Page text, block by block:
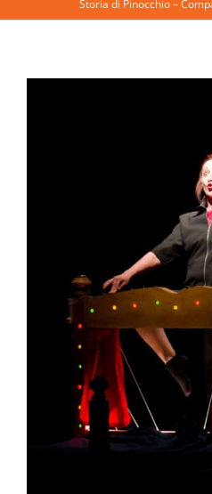
Storia di Pinocchio –